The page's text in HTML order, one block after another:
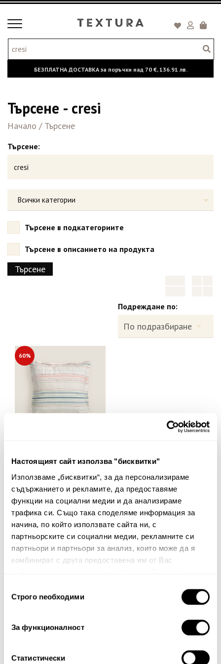
Настоящият сайт използва "бисквитки"
Използваме „бисквитки“, за да персонализираме
съдържанието и рекламите, да предоставяме
функции на социални медии и да анализираме
трафика си. Също така споделяме информация за
начина, по който използвате сайта ни, с
партньорските си социални медии, рекламните си
партньори и партньори за анализ, които може да я
комбинират с друга предоставена им от Вас
наСтрого nеобходими
За функционалност
Статистически
Toggle
БЕЗПЛАТНА ДОСТАВКА за поръчки над 70 €,136.91 лв.
Търсене - cresi
Начало / Търсене
Търсене:
Всички категории
Търсене в подкатегориите
Търсене в описанието на продукта
Подреждане по:
60%
Декоративна калъфка за
възглавница Cresi
25.00€ 48.90лв.
10.00€ 19.56лв.
Абонирайте се сега, за да сте в крак с
нашите новини и ексклузивни оферти.